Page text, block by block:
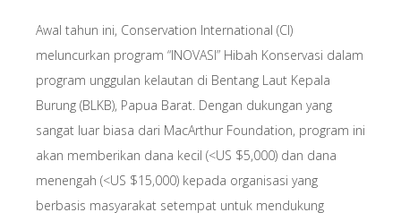
Awal tahun ini, Conservation International (CI)
meluncurkan program “INOVASI” Hibah Konservasi dalam
program unggulan kelautan di Bentang Laut Kepala
Burung (BLKB), Papua Barat. Dengan dukungan yang
sangat luar biasa dari MacArthur Foundation, program ini
akan memberikan dana kecil (<US $5,000) dan dana
menengah (<US $15,000) kepada organisasi yang
berbasis masyarakat setempat untuk mendukung